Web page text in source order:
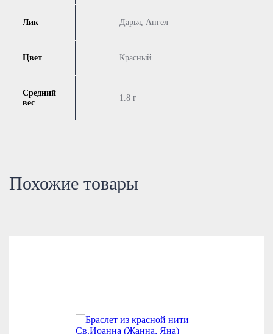
Лик Дарья, Ангел
Цвет Красный
Средний
вес
1.8 г
Похожие товары